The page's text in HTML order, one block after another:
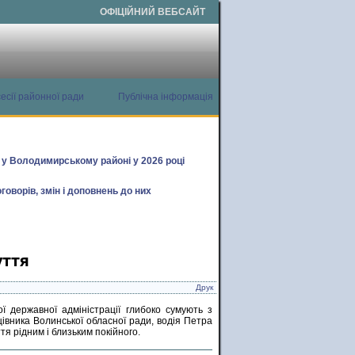
ОФІЦІЙНИЙ ВЕБСАЙТ
районної ради
Публічна інформація
у Володимирському районі у 2026 році
змін і доповнень до них
Друк
адміністрації глибоко сумують з
Волинської обласної ради, водія Петра
рідним і близьким покійного.